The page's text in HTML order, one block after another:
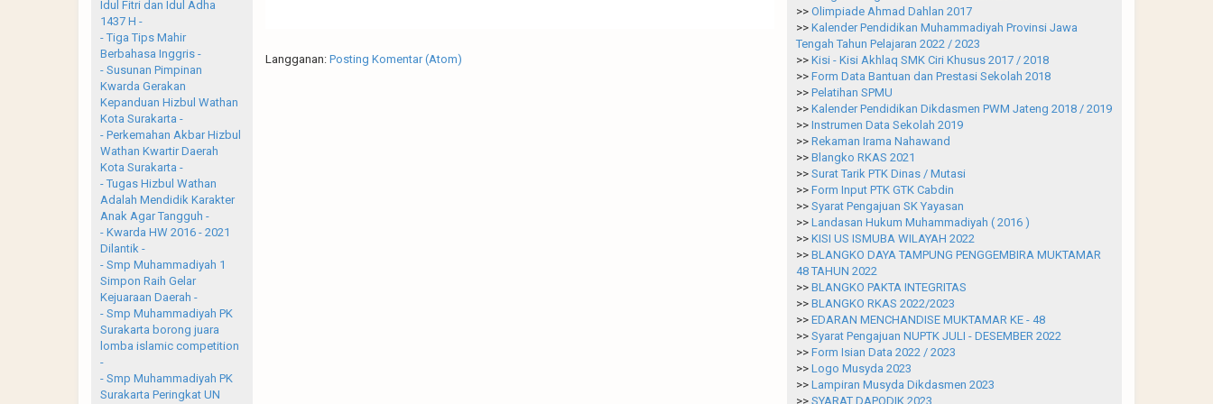
Langganan: Posting Komentar (Atom)
Idul Fitri dan Idul Adha
1437 H -
- Tiga Tips Mahir
Berbahasa Inggris -
- Susunan Pimpinan
Kwarda Gerakan
Kepanduan Hizbul Wathan
Kota Surakarta -
- Perkemahan Akbar Hizbul
Wathan Kwartir Daerah
Kota Surakarta -
- Tugas Hizbul Wathan
Adalah Mendidik Karakter
Anak Agar Tangguh -
- Kwarda HW 2016 - 2021
Dilantik -
- Smp Muhammadiyah 1
Simpon Raih Gelar
Kejuaraan Daerah -
- Smp Muhammadiyah PK
Surakarta borong juara
lomba islamic competition
-
- Smp Muhammadiyah PK
Surakarta Peringkat UN
>> Olimpiade Ahmad Dahlan 2017
>> Kalender Pendidikan Muhammadiyah Provinsi Jawa
Tengah Tahun Pelajaran 2022 / 2023
>> Kisi - Kisi Akhlaq SMK Ciri Khusus 2017 / 2018
>> Form Data Bantuan dan Prestasi Sekolah 2018
>> Pelatihan SPMU
>> Kalender Pendidikan Dikdasmen PWM Jateng 2018 / 2019
>> Instrumen Data Sekolah 2019
>> Rekaman Irama Nahawand
>> Blangko RKAS 2021
>> Surat Tarik PTK Dinas / Mutasi
>> Form Input PTK GTK Cabdin
>> Syarat Pengajuan SK Yayasan
>> Landasan Hukum Muhammadiyah ( 2016 )
>> KISI US ISMUBA WILAYAH 2022
>> BLANGKO DAYA TAMPUNG PENGGEMBIRA MUKTAMAR
48 TAHUN 2022
>> BLANGKO PAKTA INTEGRITAS
>> BLANGKO RKAS 2022/2023
>> EDARAN MENCHANDISE MUKTAMAR KE - 48
>> Syarat Pengajuan NUPTK JULI - DESEMBER 2022
>> Form Isian Data 2022 / 2023
>> Logo Musyda 2023
>> Lampiran Musyda Dikdasmen 2023
>> SYARAT DAPODIK 2023